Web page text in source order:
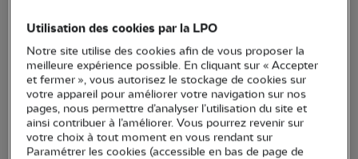
Anticollisions vitres oiseaux
Utilisation des cookies par la LPO
Notre site utilise des cookies afin de vous proposer la
meilleure expérience possible. En cliquant sur « Accepter
et fermer », vous autorisez le stockage de cookies sur
votre appareil pour améliorer votre navigation sur nos
pages, nous permettre d’analyser l’utilisation du site et
ainsi contribuer à l’améliorer. Vous pourrez revenir sur
votre choix à tout moment en vous rendant sur
Paramétrer les cookies (accessible en bas de page de